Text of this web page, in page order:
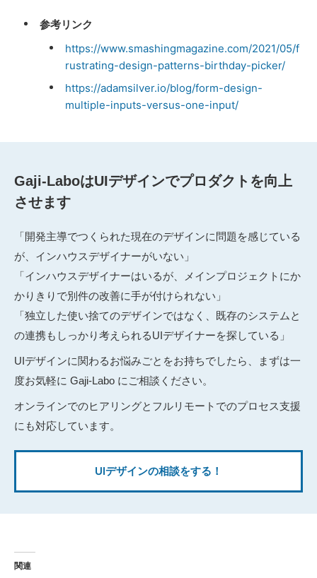
参考リンク
https://www.smashingmagazine.com/2021/05/f
rustrating-design-patterns-birthday-picker/
https://adamsilver.io/blog/form-design-
multiple-inputs-versus-one-input/
Gaji-LaboはUIデザインでプロダクトを向上
させます
「開発主導でつくられた現在のデザインに問題を感じている
が、インハウスデザイナーがいない」
「インハウスデザイナーはいるが、メインプロジェクトにか
かりきりで別件の改善に手が付けられない」
「独立した使い捨てのデザインではなく、既存のシステムと
の連携もしっかり考えられるUIデザイナーを探している」
UIデザインに関わるお悩みごとをお持ちでしたら、まずは一
度お気軽に Gaji-Labo にご相談ください。
オンラインでのヒアリングとフルリモートでのプロセス支援
にも対応しています。
UIデザインの相談をする！
関連